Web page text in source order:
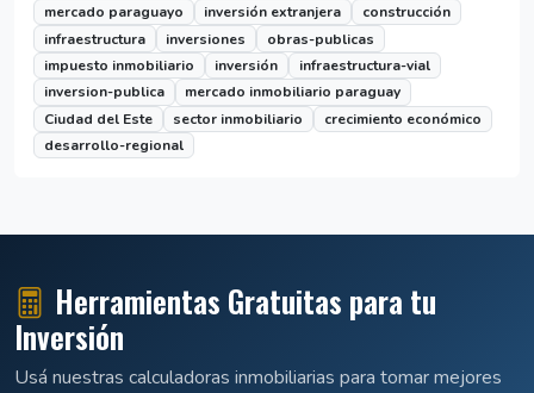
mercado paraguayo
inversión extranjera
construcción
infraestructura
inversiones
obras-publicas
impuesto inmobiliario
inversión
infraestructura-vial
inversion-publica
mercado inmobiliario paraguay
Ciudad del Este
sector inmobiliario
crecimiento económico
desarrollo-regional
Herramientas Gratuitas para tu
Inversión
Usá nuestras calculadoras inmobiliarias para tomar mejores